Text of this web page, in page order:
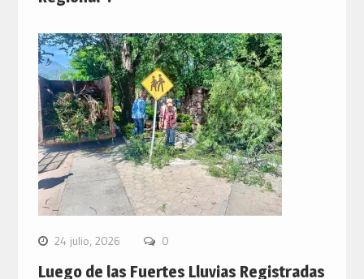
24 julio, 2026 0
Luego de las Fuertes Lluvias Registradas